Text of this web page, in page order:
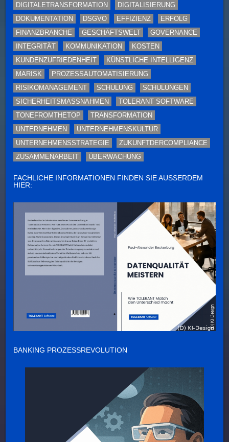
DIGITALETRANSFORMATION
DIGITALISIERUNG
DOKUMENTATION
DSGVO EFFIZIENZ
ERFOLG
FINANZBRANCHE
GESCHÄFTSWELT
GOVERNANCE
INTEGRITÄT
KOMMUNIKATION
KOSTEN
KUNDENZUFRIEDENHEIT
KÜNSTLICHE INTELLIGENZ
MARISK
PROZESSAUTOMATISIERUNG
RISIKOMANAGEMENT
SCHULUNG
SCHULUNGEN
SICHERHEITSMASSNAHMEN
TOLERANT SOFTWARE
TONEFROMTHETOP
TRANSFORMATION
UNTERNEHMEN
UNTERNEHMENSKULTUR
UNTERNEHMENSSTRATEGIE
ZUKUNFTDERCOMPLIANCE
ZUSAMMENARBEIT
ÜBERWACHUNG
FACHLICHE INFORMATIONEN FINDEN SIE AUSSERDEM H
IER:
BANKING PROZESSREVOLUTION